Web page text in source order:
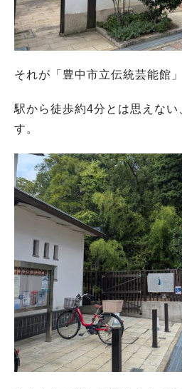
それが「豊中市立伝統芸能館」
駅から徒歩約4分とは思えな
す。